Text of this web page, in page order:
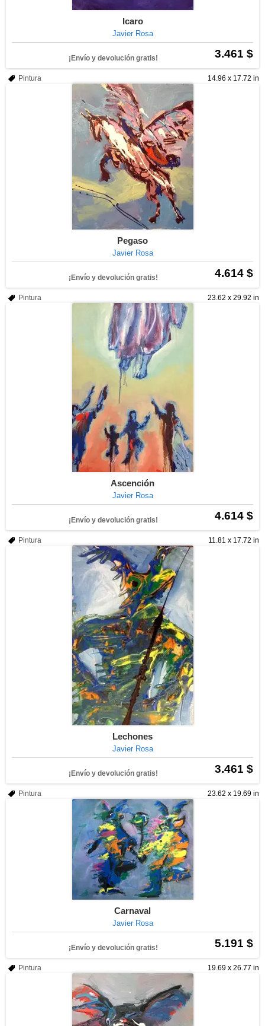
Icaro
Javier Rosa
3.461 $
¡Envío y devolución gratis!
14.96 x 17.72 in
Pintura
Pegaso
Javier Rosa
4.614 $
¡Envío y devolución gratis!
23.62 x 29.92 in
Pintura
Ascención
Javier Rosa
4.614 $
¡Envío y devolución gratis!
11.81 x 17.72 in
Pintura
Lechones
Javier Rosa
3.461 $
¡Envío y devolución gratis!
23.62 x 19.69 in
Pintura
Carnaval
Javier Rosa
5.191 $
¡Envío y devolución gratis!
19.69 x 26.77 in
Pintura